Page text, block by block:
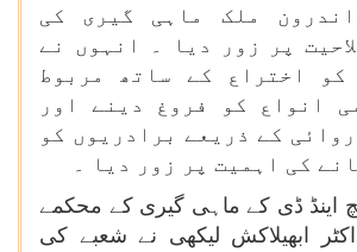
ملک ماہی گیری کی
پر زور دیا ۔ انہوں نے
کو اختراع کے ساتھ مربوط
انواع کو فروغ دینے اور
کے ذریعے برادریوں کو
کی اہمیت پر زور دیا ۔
اینڈ ڈی کے ماہی گیری کے محکمے
ابھیلاکش لیکھی نے شعبے کی